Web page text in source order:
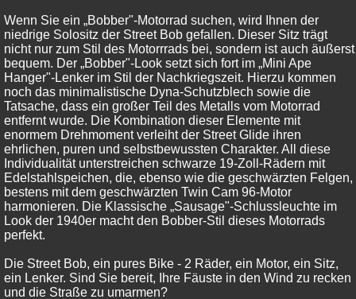
Wenn Sie ein „Bobber"-Motorrad suchen, wird Ihnen der
niedrige Solositz der Street Bob gefallen. Dieser Sitz trägt
nicht nur zum Stil des Motorrrads bei, sondern ist auch äußerst
bequem. Der „Bobber"-Look setzt sich fort im „Mini Ape
Hanger"-Lenker im Stil der Nachkriegszeit. Hierzu kommen
noch das minimalistische Dyna-Schutzblech sowie die
Tatsache, dass ein großer Teil des Metalls vom Motorrad
entfernt wurde. Die Kombination dieser Elemente mit
enormem Drehmoment verleiht der Street Glide ihren
ehrlichen, puren und selbstbewussten Charakter. All diese
Individualität unterstreichen schwarze 19-Zoll-Rädern mit
Edelstahlspeichen, die, ebenso wie die geschwärzten Felgen,
bestens mit dem geschwärzten Twin Cam 96-Motor
harmonieren. Die Klassische „Sausage"-Schlussleuchte im
Look der 1940er macht den Bobber-Stil dieses Motorrads
perfekt.
Die Street Bob, ein pures Bike - 2 Räder, ein Motor, ein Sitz,
ein Lenker. Sind Sie bereit, Ihre Fäuste in den Wind zu recken
und die Straße zu umarmen?